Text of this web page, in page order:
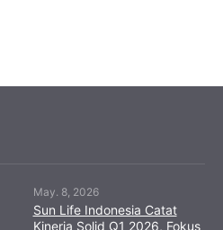
May. 8, 2026
Sun Life Indonesia Catat
Kinerja Solid Q1 2026, Fokus